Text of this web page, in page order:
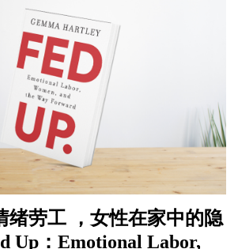
绪劳工 ，女性在家中的隐
Up：Emotional Labor,